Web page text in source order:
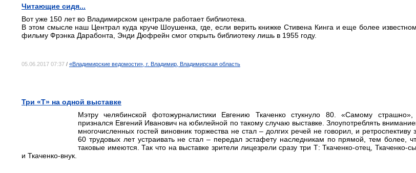
Читающие сидя...
Вот уже 150 лет во Владимирском централе работает библиотека.
В этом смысле наш Централ куда круче Шоушенка, где, если верить книжке Стивена Кинга и еще более
фильму Фрэнка Дарабонта, Энди Дюфрейн смог открыть библиотеку лишь в 1955 году.
05.06.2017 07:37 / «Владимирские ведомости», г. Владимир, Владимирская область
Три «Т» на одной выставке
Мэтру челябинской фотожурналистики Евгению Ткаченко стукнуло 80. «Самому
признался Евгений Иванович на юбилейной по такому случаю выставке. Злоупотреблять
многочисленных гостей виновник торжества не стал – долгих речей не говорил, и ретроспективу
60 трудовых лет устраивать не стал – передал эстафету наследникам по прямой, тем более,
таковые имеются. Так что на выставке зрители лицезрели сразу три Т: Ткаченко-отец, Ткаченко-
и Ткаченко-внук.